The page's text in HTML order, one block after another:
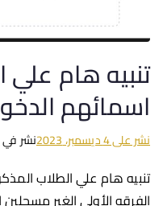
تنبيه هام علي
اسمائهم
نشر على4 ديسمبر، 2023 نشر في
تنبيه هام علي الطلاب
الفرقه الأولي الغير